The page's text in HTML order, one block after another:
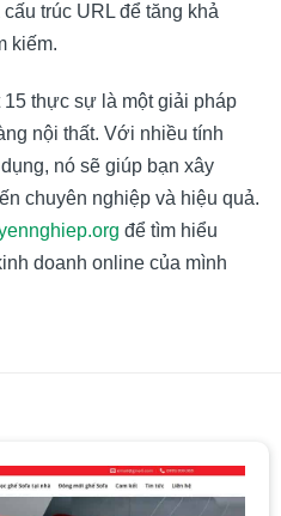
trúc URL để tăng khả
kiếm.
thực sự là một giải pháp
nội thất. Với nhiều tính
nó sẽ giúp bạn xây
chuyên nghiệp và hiệu quả.
để tìm hiểu
doanh online của mình